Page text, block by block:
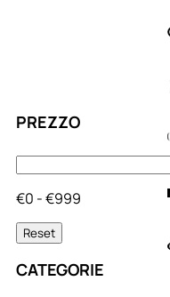
PREZZO
€0 - €999
Reset
CATEGORIE